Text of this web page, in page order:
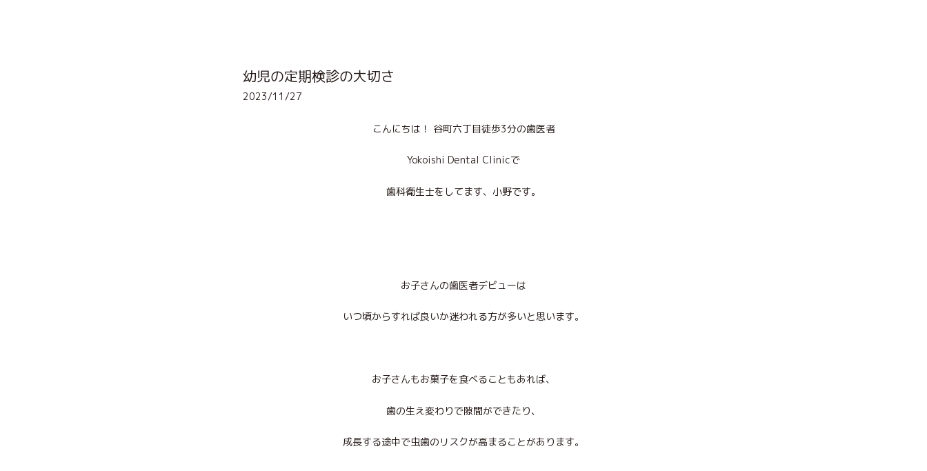
幼児の定期検診の大切さ
2023/11/27
こんにちは！ 谷町六丁目徒歩3分の歯医者
Yokoishi Dental Clinicで
歯科衛生士をしてます、小野です。
お子さんの歯医者デビューは
いつ頃からすれば良いか迷われる方が多いと思います。
お子さんもお菓子を食べることもあれば、
歯の生え変わりで隙間ができたり、
成長する途中で虫歯のリスクが高まることがあります。